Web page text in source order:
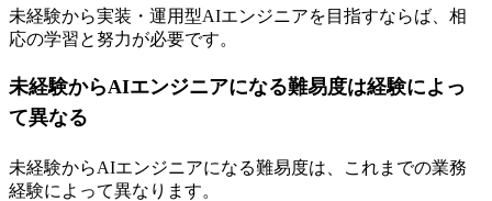
未経験から実装・運用型AIエンジニアを目指すならば、相
応の学習と努力が必要です。
未経験からAIエンジニアになる難易度は経験によっ
て異なる
未経験からAIエンジニアになる難易度は、これまでの業務
経験によって異なります。